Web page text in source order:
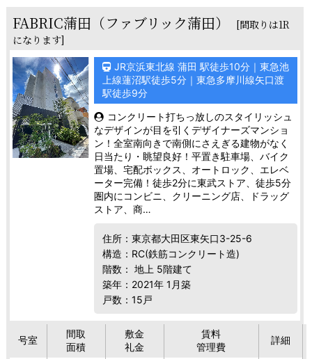
FABRIC蒲田（ファブリック蒲田）
[間取りは1R
になります]
JR京浜東北線 蒲田 駅徒歩10分｜東急池
上線蓮沼駅徒歩5分｜東急多摩川線矢口渡
駅徒歩9分
コンクリート打ちっ放しのスタイリッシュ
なデザインが目を引くデザイナーズマンショ
ン！全室南向きで南側にさえぎる建物がなく
日当たり・眺望良好！平置き駐車場、バイク
置場、宅配ボックス、オートロック、エレベ
ーター完備！徒歩2分に東武ストア、徒歩5分
圏内にコンビニ、クリーニング店、ドラッグ
ストア、商…
住所：東京都大田区東矢口3-25-6
構造：RC(鉄筋コンクリート造)
階数： 地上 5階建て
築年：2021年 1月築
戸数：15戸
号室
間取
面積
敷金
礼金
賃料
管理費
詳細